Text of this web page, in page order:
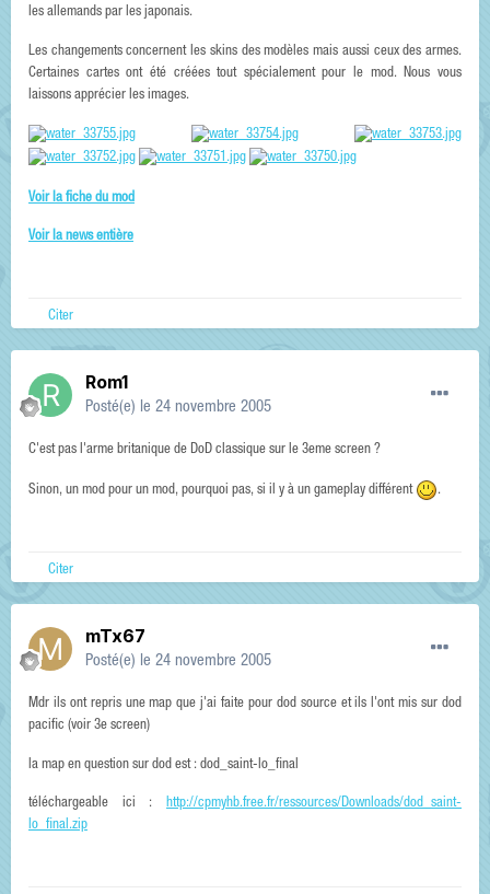
les allemands par les japonais.
Les changements concernent les skins des modèles mais aussi ceux des armes.
Certaines cartes ont été créées tout spécialement pour le mod. Nous vous
laissons apprécier les images.
Voir la fiche du mod
Voir la news entière
Citer
Rom1
Posté(e) le 24 novembre 2005
C'est pas l'arme britanique de DoD classique sur le 3eme screen ?
Sinon, un mod pour un mod, pourquoi pas, si il y à un gameplay différent .
Citer
mTx67
Posté(e) le 24 novembre 2005
Mdr ils ont repris une map que j'ai faite pour dod source et ils l'ont mis sur dod
pacific (voir 3e screen)
la map en question sur dod est : dod_saint-lo_final
téléchargeable ici : http://cpmyhb.free.fr/ressources/Downloads/dod_saint-
lo_final.zip